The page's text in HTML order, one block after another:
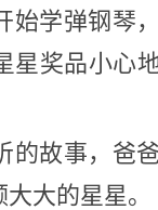
始学弹钢琴
星奖品小心
的故事，爸
大的星星。